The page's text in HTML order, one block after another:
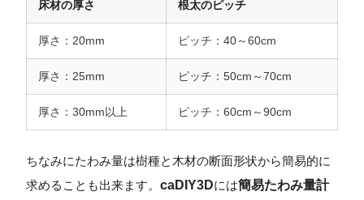
床材の厚さ 根太のピッチ
厚さ：20mm ピッチ：40～60cm
厚さ：25mm ピッチ：50cm～70cm
厚さ：30mm以上 ピッチ：60cm～90cm
ちなみにたわみ量は樹種と木材の断面形状から簡易的に
求めることも出来ます。 caDIY3Dには簡易たわみ量計